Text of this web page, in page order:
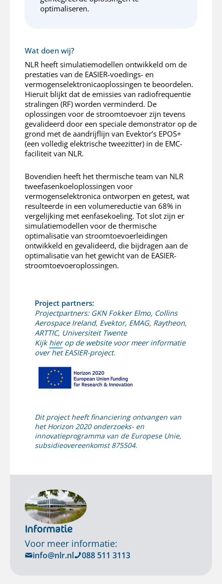
optimaliseren.
Wat doen wij?
NLR heeft simulatiemodellen ontwikkeld om de
prestaties van de EASIER-voedings- en
vermogenselektronicaoplossingen te beoordelen.
Hieruit blijkt dat de emissies van radiofrequentie
stralingen (RF) worden verminderd. De
oplossingen voor de stroomtoevoer zijn tevens
gevalideerd door een speciale demonstrator op de
grond met de aandrijflijn van Evektor’s EPOS+
(een volledig elektrische tweezitter) in de EMC-
faciliteit van NLR.
Bovendien heeft het thermische team van NLR
tweefasenkoeloplossingen voor
vermogenselektronica ontworpen en getest, wat
resulteerde in een volumereductie van 68% in
vergelijking met eenfasekoeling. Tot slot zijn er
simulatiemodellen voor de thermische
optimalisatie van stroomtoevoerleidingen
ontwikkeld en gevalideerd, die bijdragen aan de
optimalisatie van het gewicht van de EASIER-
stroomtoevoeroplossingen.
Project partners:
Projectpartners: GKN Fokker Elmo, Collins
Aerospace Ireland, Evektor, EMAG, Raytheon,
ARTTIC, Universiteit Twente
Kijk hierop de website voor meer informatie
over het EASIER-project.
Dit project heeft financiering ontvangen van
het Horizon 2020 onderzoeks- en
innovatieprogramma van de Europese Unie,
subsidieovereenkomst 875504.
Informatie
Voor meer informatie:
info@nlr.nl 088 511 3113